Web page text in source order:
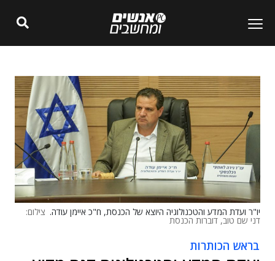
יו"ר ועדת המדע והטכנולוגיה היוצא של הכנסת, ח"כ איימן עודה. צילום:
דני שם טוב, דוברות הכנסת
בראש הכותרות